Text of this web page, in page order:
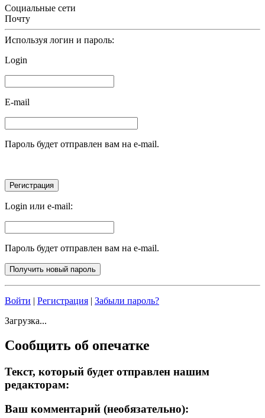
Социальные сети
Почту
Используя логин и пароль:
Login
E-mail
Пароль будет отправлен вам на e-mail.
Login или e-mail:
Пароль будет отправлен вам на e-mail.
Войти | Регистрация | Забыли пароль?
Загрузка...
Сообщить об опечатке
Текст, который будет отправлен нашим
редакторам:
Ваш комментарий (необязательно):